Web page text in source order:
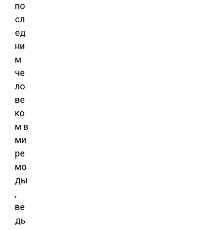
по
сл
ед
ни
м
че
ло
ве
ко
м в
ми
ре
мо
ды
,
ве
дь